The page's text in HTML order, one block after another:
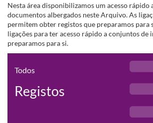
Nesta área disponibilizamos um acesso rápido
documentos albergados neste Arquivo. As
permitem obter registos que preparamos para
ligações para ter acesso rápido a conjuntos de
preparamos para si.
Todos
Registos